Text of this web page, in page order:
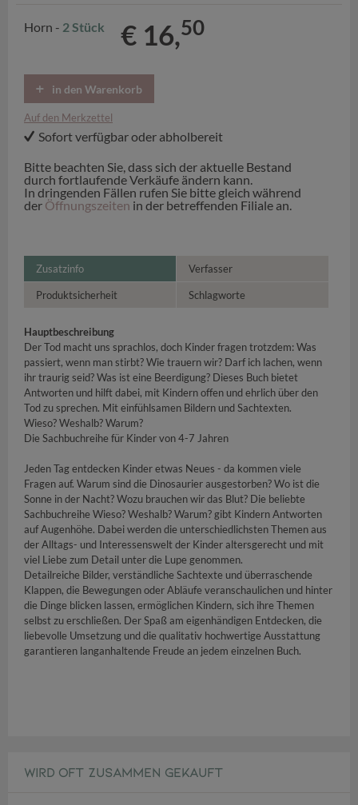
Horn - 2 Stück € 16,50
in den Warenkorb
Auf den Merkzettel
Sofort verfügbar oder abholbereit
Bitte beachten Sie, dass sich der aktuelle Bestand
durch fortlaufende Verkäufe ändern kann.
In dringenden Fällen rufen Sie bitte gleich während
der Öffnungszeiten in der betreffenden Filiale an.
Zusatzinfo Verfasser
Produktsicherheit Schlagworte
Hauptbeschreibung
Der Tod macht uns sprachlos, doch Kinder fragen trotzdem: Was
passiert, wenn man stirbt? Wie trauern wir? Darf ich lachen, wenn
ihr traurig seid? Was ist eine Beerdigung? Dieses Buch bietet
Antworten und hilft dabei, mit Kindern offen und ehrlich über den
Tod zu sprechen. Mit einfühlsamen Bildern und Sachtexten.
Wieso? Weshalb? Warum?
Die Sachbuchreihe für Kinder von 4-7 Jahren
Jeden Tag entdecken Kinder etwas Neues - da kommen viele
Fragen auf. Warum sind die Dinosaurier ausgestorben? Wo ist die
Sonne in der Nacht? Wozu brauchen wir das Blut? Die beliebte
Sachbuchreihe Wieso? Weshalb? Warum? gibt Kindern Antworten
auf Augenhöhe. Dabei werden die unterschiedlichsten Themen aus
der Alltags- und Interessenswelt der Kinder altersgerecht und mit
viel Liebe zum Detail unter die Lupe genommen.
Detailreiche Bilder, verständliche Sachtexte und überraschende
Klappen, die Bewegungen oder Abläufe veranschaulichen und hinter
die Dinge blicken lassen, ermöglichen Kindern, sich ihre Themen
selbst zu erschließen. Der Spaß am eigenhändigen Entdecken, die
liebevolle Umsetzung und die qualitativ hochwertige Ausstattung
garantieren langanhaltende Freude an jedem einzelnen Buch.
WIRD OFT ZUSAMMEN GEKAUFT